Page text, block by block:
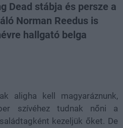
Dead stábja és persze a
Norman Reedus is
hallgató belga
aligha kell magyaráznunk,
szívéhez tudnak nőni a
kezeljük őket. De